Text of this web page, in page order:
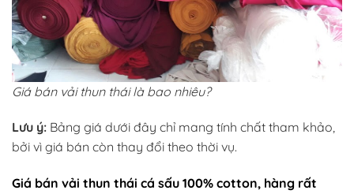
Giá bán vải thun thái là bao nhiêu?
Lưu ý: Bảng giá dưới đây chỉ mang tính chất tham khảo,
bởi vì giá bán còn thay đổi theo thời vụ.
Giá bán vải thun thái cá sấu 100% cotton, hàng rất